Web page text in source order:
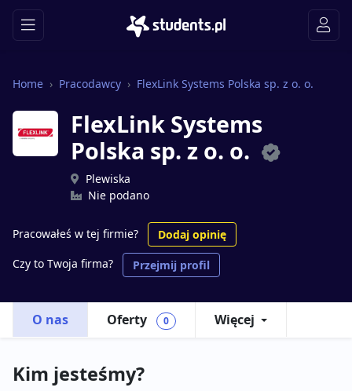
Home Pracodawcy FlexLink Systems Polska sp. z o. o.
FlexLink Systems
Polska sp. z o. o.
Plewiska
Nie podano
Pracowałeś w tej firmie?
Dodaj opinię
Czy to Twoja firma?
Przejmij profil
O nas Oferty 0 Więcej
Kim jesteśmy?